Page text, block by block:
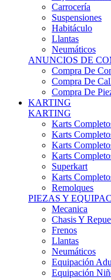
Carrocería
Suspensiones
Habitáculo
Llantas
Neumáticos
ANUNCIOS DE
Compra De
Compra De
Compra De
KARTING
KARTING
Karts
Karts
Karts
Karts
Superkart
Karts
Remolques
PIEZAS Y
Mecanica
Chasis Y
Frenos
Llantas
Neumáticos
Equipación
Equipación